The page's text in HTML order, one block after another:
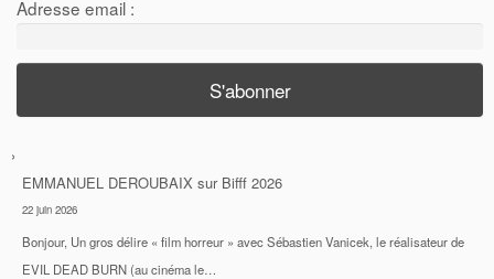
Adresse email :
EMMANUEL DEROUBAIX sur Bifff 2026
22 juin 2026
Bonjour, Un gros délire « film horreur » avec Sébastien Vanicek, le réalisateur de
EVIL DEAD BURN (au cinéma le…